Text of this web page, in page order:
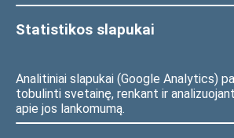
Statistikos slapukai
Analitiniai slapukai (Google Analytics)
tobulinti svetainę, renkant ir
apie jos lankomumą.
Pradžia>Seimo
Seimo Pirmininko
2026 m. sausio 12 d.